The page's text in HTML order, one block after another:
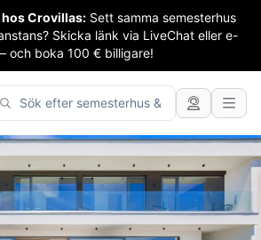
Crovillas: Sett samma semesterhus
Skicka länk via LiveChat eller e-
och boka 100 € billigare!